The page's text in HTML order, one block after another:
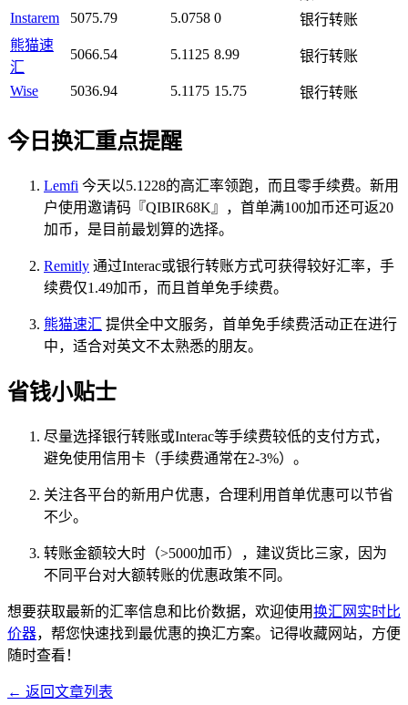
Instarem
5075.79 5.0758 0
银行转账
熊猫速
汇
5066.54 5.1125 8.99 银行转账
Wise 5036.94 5.1175 15.75 银行转账
今日换汇重点提醒
Lemfi 今天以5.1228的高汇率领跑，而且零手续费。新用
户使用邀请码『QIBIR68K』，首单满100加币还可返20
加币，是目前最划算的选择。
Remitly 通过Interac或银行转账方式可获得较好汇率，手
续费仅1.49加币，而且首单免手续费。
熊猫速汇 提供全中文服务，首单免手续费活动正在进行
中，适合对英文不太熟悉的朋友。
省钱小贴士
尽量选择银行转账或Interac等手续费较低的支付方式，
避免使用信用卡（手续费通常在2-3%）。
关注各平台的新用户优惠，合理利用首单优惠可以节省
不少。
转账金额较大时（>5000加币），建议货比三家，因为
不同平台对大额转账的优惠政策不同。
想要获取最新的汇率信息和比价数据，欢迎使用换汇网实时比
价器，帮您快速找到最优惠的换汇方案。记得收藏网站，方便
随时查看！
← 返回文章列表